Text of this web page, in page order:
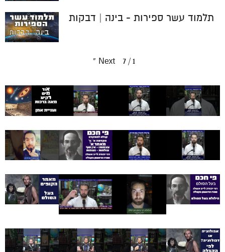
תלמוד עשר ספירות - בינה | דבקות
1
/
7
Next
»